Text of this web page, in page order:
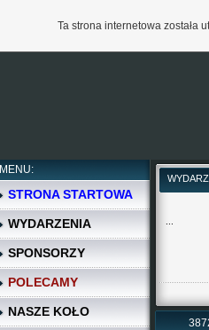
MENU:
STRONA STARTOWA
WYDARZENIA
SPONSORZY
POLECAMY
NASZE KOŁO
Ta strona internetowa została